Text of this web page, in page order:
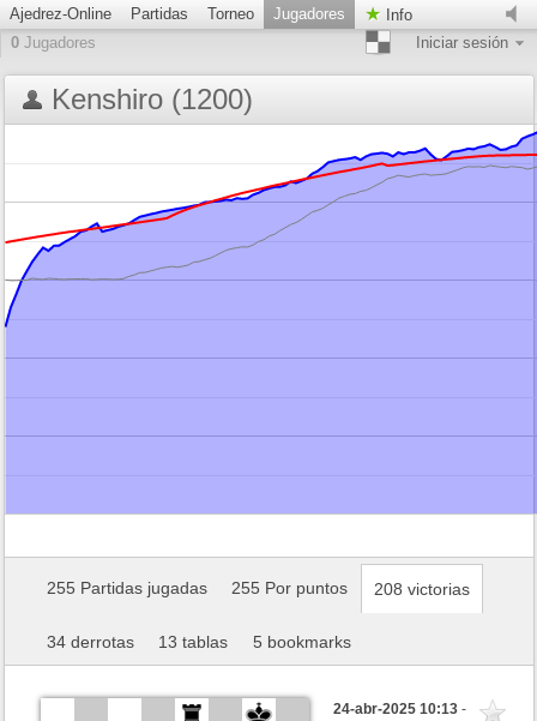
Ajedrez-Online Partidas Torneo Jugadores
Info
0 Jugadores Iniciar sesión
Kenshiro (1200)
255 Partidas jugadas 255 Por puntos 208 victorias
34 derrotas 13 tablas 5 bookmarks
24-abr-2025 10:13-